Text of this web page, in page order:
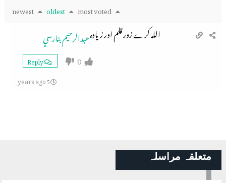
newest oldest most voted
عبدالرحيم بنارسياللہ کرے زور قلم اور زیادہ
0
Reply
5 years ago
متعلقہ مراسلہ